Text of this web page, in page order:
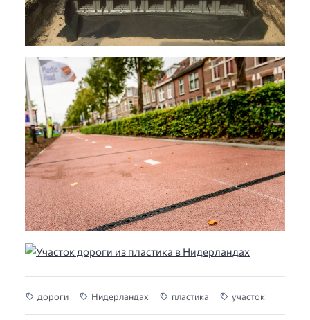
дороги Нидерландах пластика участок